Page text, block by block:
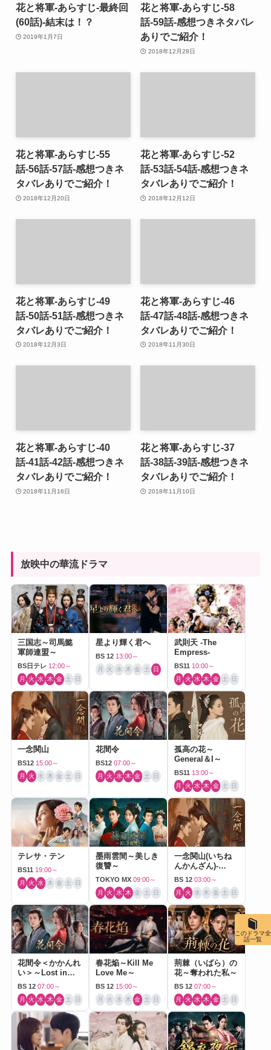
花と将軍-あらすじ-最終回
(60話)-結末は！？
2019年1月7日
花と将軍-あらすじ-58
話-59話-感想つきネタバレ
ありでご紹介！
2018年12月28日
花と将軍-あらすじ-55
話-56話-57話-感想つきネ
タバレありでご紹介！
2018年12月20日
花と将軍-あらすじ-52
話-53話-54話-感想つきネ
タバレありでご紹介！
2018年12月12日
花と将軍-あらすじ-49
話-50話-51話-感想つきネ
タバレありでご紹介！
2018年12月3日
花と将軍-あらすじ-46
話-47話-48話-感想つきネ
タバレありでご紹介！
2018年11月30日
花と将軍-あらすじ-40
話-41話-42話-感想つきネ
タバレありでご紹介！
2018年11月16日
花と将軍-あらすじ-37
話-38話-39話-感想つきネ
タバレありでご紹介！
2018年11月10日
放映中の華流ドラマ
三国志～司馬懿
軍師連盟～
BS日テレ 12:00～
月 火 水 木 金 土 日
星より輝く君へ
BS 12 13:00～
月 火 水 木 金 土 日
武則天 -The
Empress-
BS11 10:00～
月 火 水 木 金 土 日
一念関山
BS12 15:00～
月 火 水 木 金 土 日
花間令
BS12 07:00～
月 火 水 木 金 土 日
孤高の花～
General＆I～
BS11 13:00～
月 火 水 木 金 土 日
テレサ・テン
BS11 19:00～
月 火 水 木 金 土 日
墨雨雲間～美しき
復讐～
TOKYO MX 09:00～
月 火 水 木 金 土 日
一念関山(いちね
んかんざん)-
Journey to Love-
BS 12 03:00～
月 火 水 木 金 土 日
花間令＜かかんれ
い＞～Lost in
Love～
BS 12 07:00～
月 火 水 木 金 土 日
春花焔～Kill Me
Love Me～
BS 12 15:00～
月 火 水 木 金 土 日
荊棘（いばら）の
花～奪われた私～
BS 12 07:00～
月 火 水 木 金 土 日
このドラマ全
話一覧